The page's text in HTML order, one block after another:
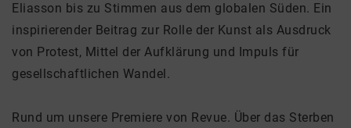
Eliasson bis zu Stimmen aus dem globalen Süden. Ein
inspirierender Beitrag zur Rolle der Kunst als Ausdruck
von Protest, Mittel der Aufklärung und Impuls für
gesellschaftlichen Wandel.
Rund um unsere Premiere von Revue. Über das Sterben